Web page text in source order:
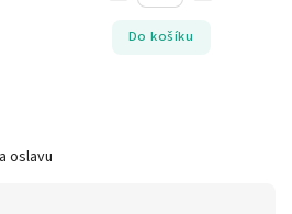
Do košíku
oslavu